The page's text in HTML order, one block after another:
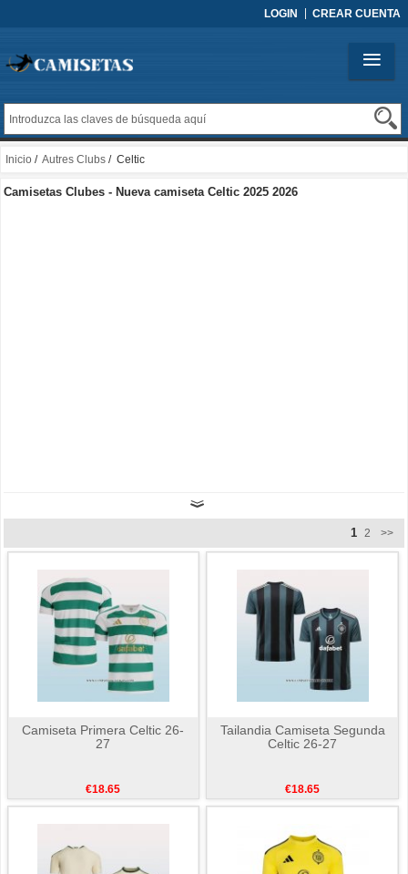
LOGIN CREAR CUENTA
Inicio / Autres Clubs / Celtic
Camisetas Clubes - Nueva camiseta Celtic 2025 2026
1 2 >>
Camiseta Primera Celtic 26-
27
€18.65
Tailandia Camiseta Segunda
Celtic 26-27
€18.65